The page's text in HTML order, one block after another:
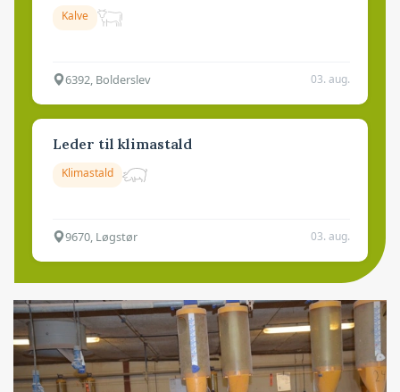
Kalve
6392, Bolderslev 03. aug.
Leder til klimastald
Klimastald
9670, Løgstør 03. aug.